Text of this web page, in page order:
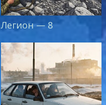
Легион — 8